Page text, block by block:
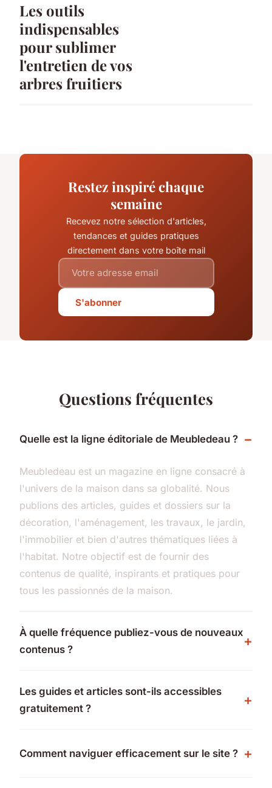
Les outils
indispensables
pour sublimer
l'entretien de vos
arbres fruitiers
Restez inspiré chaque
semaine
Recevez notre sélection d'articles,
tendances et guides pratiques
directement dans votre boîte mail
S'abonner
Questions fréquentes
Quelle est la ligne éditoriale de Meubledeau ?
Meubledeau est un magazine en ligne consacré à
l'univers de la maison dans sa globalité. Nous
publions des articles, guides et dossiers sur la
décoration, l'aménagement, les travaux, le jardin,
l'immobilier et bien d'autres thématiques liées à
l'habitat. Notre objectif est de fournir des
contenus de qualité, inspirants et pratiques pour
tous les passionnés de la maison.
À quelle fréquence publiez-vous de nouveaux
contenus ?
Les guides et articles sont-ils accessibles
gratuitement ?
Comment naviguer efficacement sur le site ?